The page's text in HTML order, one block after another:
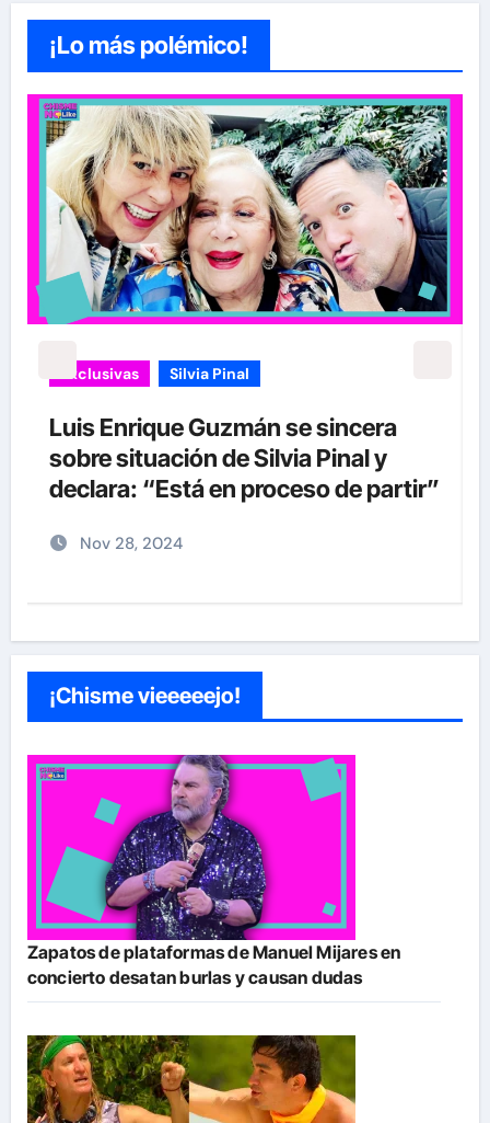
¡Lo más polémico!
Exclusivas Silvia Pinal
Luis Enrique Guzmán se sincera
sobre situación de Silvia Pinal y
declara: “Está en proceso de partir”
Nov 28, 2024
¡Chisme vieeeeejo!
Zapatos de plataformas de Manuel Mijares en
concierto desatan burlas y causan dudas